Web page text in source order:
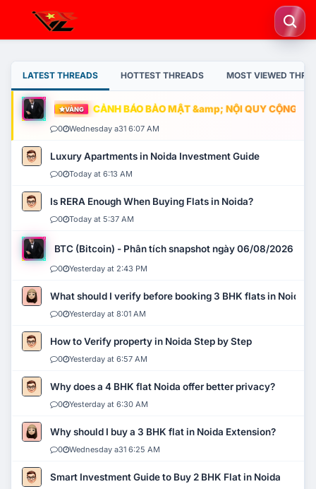
LATEST THREADS HOTTEST THREADS MOST VIEWED
VÀNG CẢNH BÁO BẢO MẬT &amp; NỘI QUY CỘNG
0 Wednesday a31 6:07 AM
Luxury Apartments in Noida Investment Guide
0 Today at 6:13 AM
Is RERA Enough When Buying Flats in Noida?
0 Today at 5:37 AM
BTC (Bitcoin) - Phân tích snapshot ngày 06/08/2026
0 Yesterday at 2:43 PM
What should I verify before booking 3 BHK flats in Noida?
0 Yesterday at 8:01 AM
How to Verify property in Noida Step by Step
0 Yesterday at 6:57 AM
Why does a 4 BHK flat Noida offer better privacy?
0 Yesterday at 6:30 AM
Why should I buy a 3 BHK flat in Noida Extension?
0 Wednesday a31 6:25 AM
Smart Investment Guide to Buy 2 BHK Flat in Noida